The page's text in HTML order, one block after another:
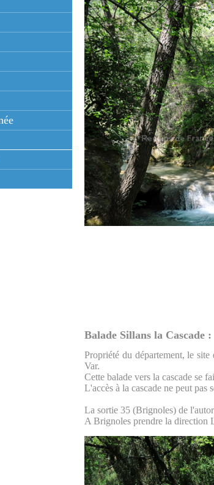
Balade Sillans la Cascade :
Propriété du département, le
Var.
Cette balade vers la cascade se
L'accès à la cascade ne peut pas
La sortie 35 (Brignoles) de
A Brignoles prendre la direction